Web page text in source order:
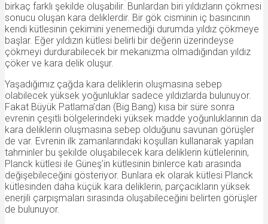
birkaç farklı şekilde oluşabilir. Bunlardan biri yıldızların çökmesi
sonucu oluşan kara deliklerdir. Bir gök cisminin iç basıncının
kendi kütlesinin çekimini yenemediği durumda yıldız çökmeye
başlar. Eğer yıldızın kütlesi belirli bir değerin üzerindeyse
çökmeyi durdurabilecek bir mekanizma olmadığından yıldız
çöker ve kara delik oluşur.
Yaşadığımız çağda kara deliklerin oluşmasına sebep
olabilecek yüksek yoğunluklar sadece yıldızlarda bulunuyor.
Fakat Büyük Patlama’dan (Big Bang) kısa bir süre sonra
evrenin çeşitli bölgelerindeki yüksek madde yoğunluklarının da
kara deliklerin oluşmasına sebep olduğunu savunan görüşler
de var. Evrenin ilk zamanlarındaki koşulları kullanarak yapılan
tahminler bu şekilde oluşabilecek kara deliklerin kütlelerinin,
Planck kütlesi ile Güneş’in kütlesinin binlerce katı arasında
değişebileceğini gösteriyor. Bunlara ek olarak kütlesi Planck
kütlesinden daha küçük kara deliklerin, parçacıkların yüksek
enerjili çarpışmaları sırasında oluşabileceğini belirten görüşler
de bulunuyor.